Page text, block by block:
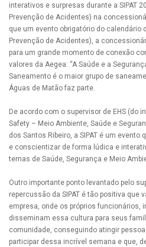
interativos e surpresas durante a SIPAT
Prevenção de Acidentes) na
que um evento obrigatório do calendário
Prevenção de Acidentes), a
para um grande momento de conexão
valores da Aegea: “A Saúde e a
Saneamento é o maior grupo de
Águas de Matão faz parte.
De acordo com o supervisor de EHS (do
Safety – Meio Ambiente, Saúde e
dos Santos Ribeiro, a SIPAT é um
e conscientizar de forma lúdica e
temas de Saúde, Segurança e Meio
Outro importante ponto levantado pelo
repercussão da SIPAT é tão positiva que
empresa, onde os próprios funcionários,
disseminam essa cultura para seus
comunidade, conseguindo atingir
participar dessa incrível semana e que,